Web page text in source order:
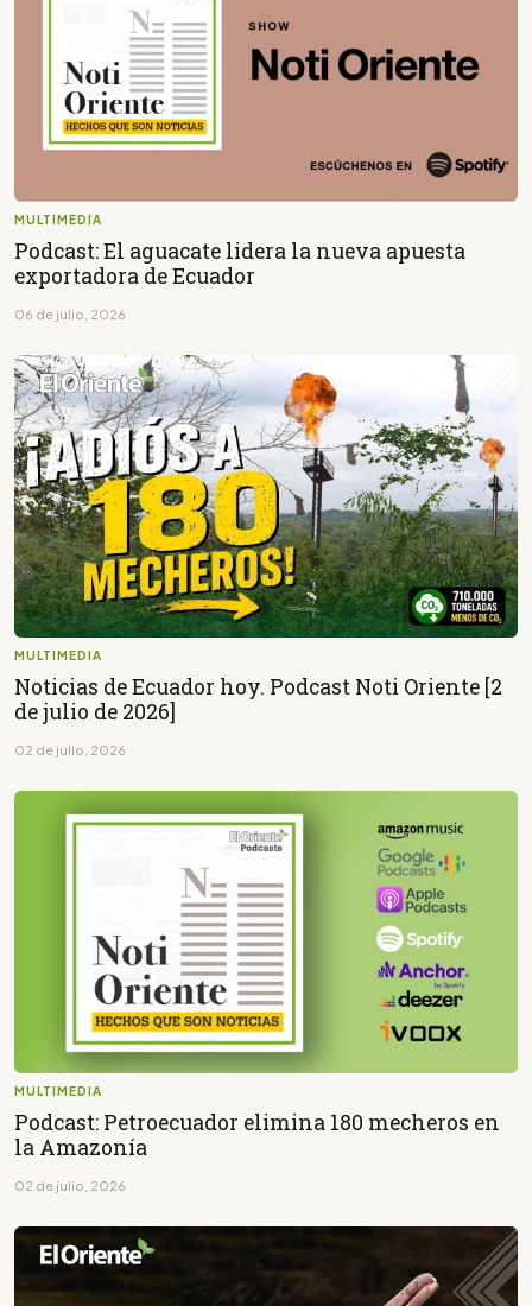
MULTIMEDIA
Podcast: El aguacate lidera la nueva apuesta
exportadora de Ecuador
06 de julio, 2026
MULTIMEDIA
Noticias de Ecuador hoy. Podcast Noti Oriente [2
de julio de 2026]
02 de julio, 2026
MULTIMEDIA
Podcast: Petroecuador elimina 180 mecheros en
la Amazonía
02 de julio, 2026